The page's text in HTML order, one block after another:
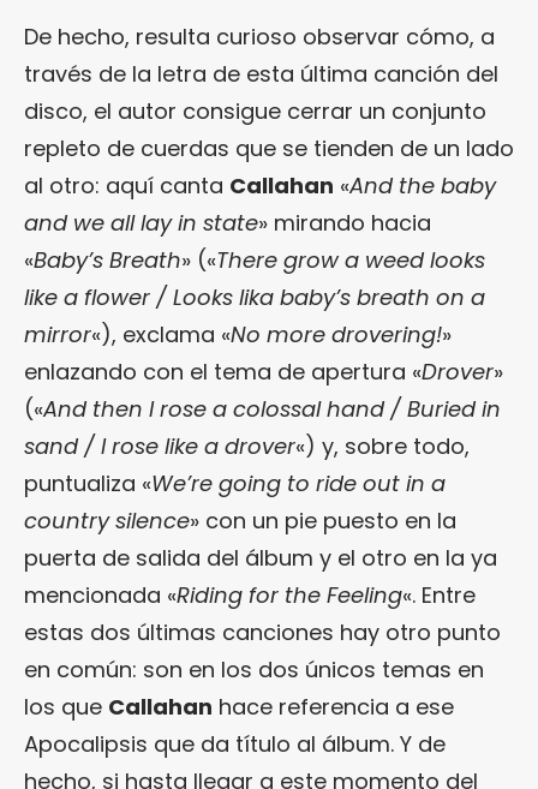
De hecho, resulta curioso observar cómo, a
través de la letra de esta última canción del
disco, el autor consigue cerrar un conjunto
repleto de cuerdas que se tienden de un lado
al otro: aquí canta Callahan «And the baby
and we all lay in state» mirando hacia
«Baby’s Breath» («There grow a weed looks
like a flower / Looks lika baby’s breath on a
mirror«), exclama «No more drovering!»
enlazando con el tema de apertura «Drover»
(«And then I rose a colossal hand / Buried in
sand / I rose like a drover«) y, sobre todo,
puntualiza «We’re going to ride out in a
country silence» con un pie puesto en la
puerta de salida del álbum y el otro en la ya
mencionada «Riding for the Feeling«. Entre
estas dos últimas canciones hay otro punto
en común: son en los dos únicos temas en
los que Callahan hace referencia a ese
Apocalipsis que da título al álbum. Y de
hecho, si hasta llegar a este momento del